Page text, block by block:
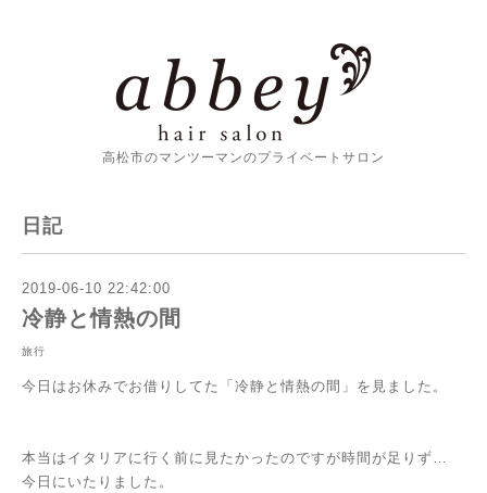
高松市のマンツーマンのプライベートサロン
日記
2019-06-10 22:42:00
冷静と情熱の間
旅行
今日はお休みでお借りしてた「冷静と情熱の間」を見ました。
本当はイタリアに行く前に見たかったのですが時間が足りず…
今日にいたりました。